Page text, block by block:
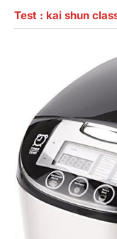
Test : kai shun